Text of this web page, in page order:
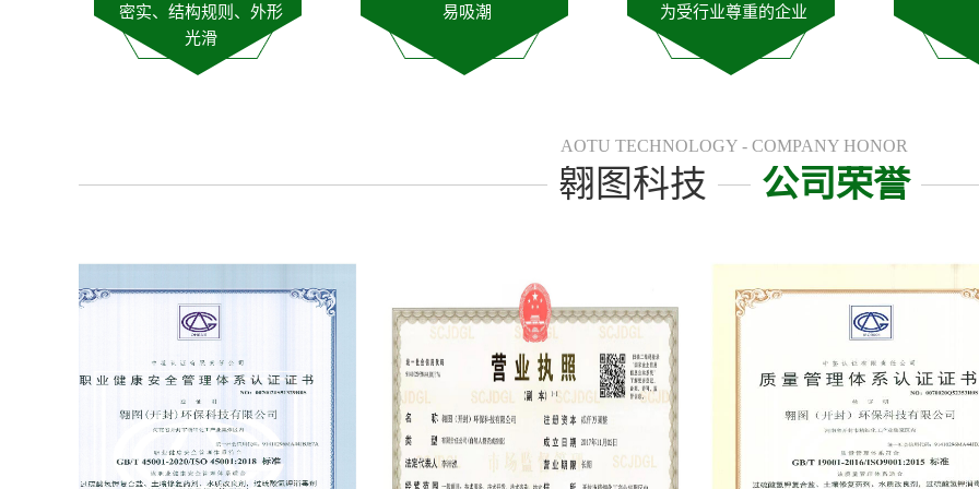
密实、结构规则、外形
光滑
易吸潮 为受行业尊重的企业
AOTU TECHNOLOGY - COMPANY HONOR
翱图科技 公司荣誉